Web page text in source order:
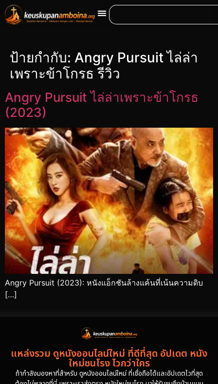
ป้ายกำกับ: Angry Pursuit ไล่ล่า
เพราะข้าโกรธ รีวิว
Angry Pursuit ไล่ล่าเพราะข้าโกรธ
(2023)
Angry Pursuit (2023): หนังแอ็กชันล้างแค้นที่เน้นความดิบ
[…]
แหล่งรวม ดูหนังออนไลน์ใหม่ ที่ดีที่สุด อัปเดต หนัง
ใหม่ชนโรง ไวกว่าใคร
ถ้ากำลังมองหาที่สำหรับ ดูหนังออนไลน์ใหม่ ที่เชื่อถือได้และอัปเดตไวที่สุด